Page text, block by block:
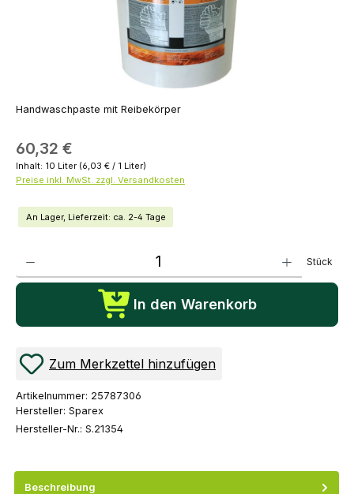
Handwaschpaste mit Reibekörper
60,32 €
Inhalt: 10 Liter (6,03 € / 1 Liter)
Preise inkl. MwSt. zzgl. Versandkosten
An Lager, Lieferzeit: ca. 2-4 Tage
Stück
In den Warenkorb
Zum Merkzettel hinzufügen
Artikelnummer: 25787306
Hersteller: Sparex
Hersteller-Nr.: S.21354
Beschreibung